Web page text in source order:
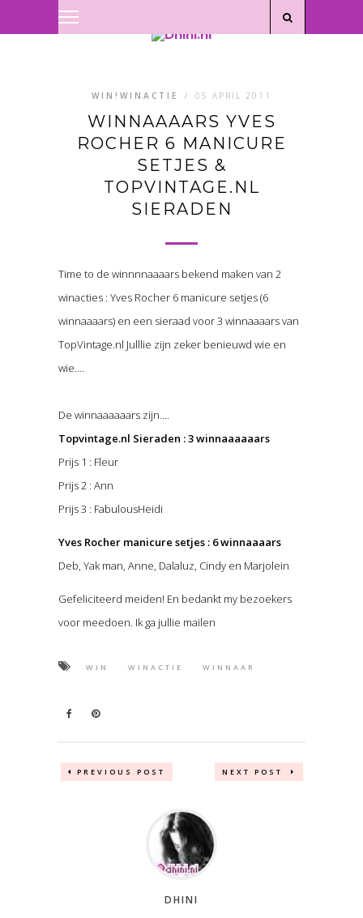
WIN!WINACTIE / 05 APRIL 2011
WINNAAAARS YVES
ROCHER 6 MANICURE
SETJES &
TOPVINTAGE.NL
SIERADEN
Time to de winnnnaaaars bekend maken van 2
winacties : Yves Rocher 6 manicure setjes (6
winnaaaars) en een sieraad voor 3 winnaaaars van
TopVintage.nl Julllie zijn zeker benieuwd wie en
wie….
De winnaaaaaars zijn….
Topvintage.nl Sieraden : 3 winnaaaaaars
Prijs 1 : Fleur
Prijs 2 : Ann
Prijs 3 : FabulousHeidi
Yves Rocher manicure setjes : 6 winnaaaars
Deb, Yak man, Anne, Dalaluz, Cindy en Marjolein
Gefeliciteerd meiden! En bedankt my bezoekers
voor meedoen. Ik ga jullie mailen
WIN WINACTIE WINNAAR
PREVIOUS POST NEXT POST
DHINI